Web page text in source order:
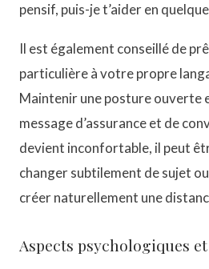
pensif, puis-je t’aider en quelque
Il est également conseillé de
particulière à votre propre
Maintenir une posture ouverte
message d’assurance et de
devient inconfortable, il peut
changer subtilement de sujet
créer naturellement une
Aspects psychologiques